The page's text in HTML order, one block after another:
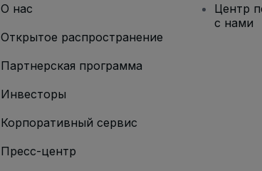
О нас
Открытое распространение
Партнерская программа
Инвесторы
Корпоративный сервис
Пресс-центр
Центр
с нами